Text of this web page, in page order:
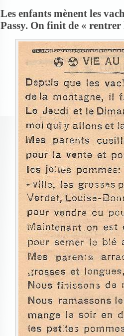
Les enfants mènent les
Passy. On finit de « rentrer